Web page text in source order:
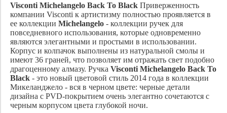
Visconti Michelangelo Back To Black Приверженность
компании Visconti к артистизму полностью проявляется в
ее коллекции Michelangelo - коллекции ручек для
повседневного использования, которые одновременно
являются элегантными и простыми в использовании.
Корпус и колпачок выполнены из натуральной смолы и
имеют 36 граней, что позволяет им отражать свет подобно
драгоценному алмазу. Ручка Visconti Michelangelo Back To
Black - это новый цветовой стиль 2014 года в коллекции
Микеланджело - вся в черном цвете: черные детали
дизайна с PVD-покрытием очень элегантно сочетаются с
черным корпусом цвета глубокой ночи.